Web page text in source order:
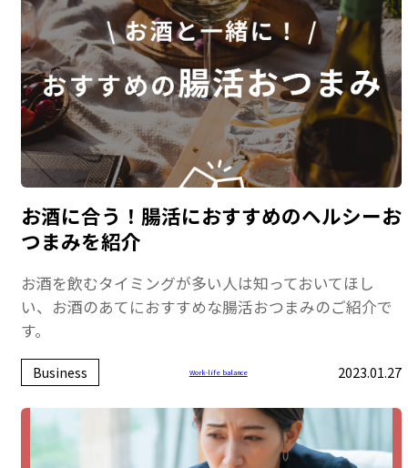
お酒に合う！腸活におすすめのヘルシーお
つまみを紹介
お酒を飲むタイミングが多い人は知っておいてほし
い、お酒のあてにおすすめな腸活おつまみのご紹介で
す。
Business Work-life balance 2023.01.27